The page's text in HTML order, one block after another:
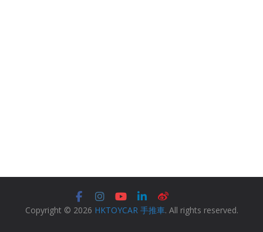
Copyright © 2026 HKTOYCAR 手推車. All rights reserved.